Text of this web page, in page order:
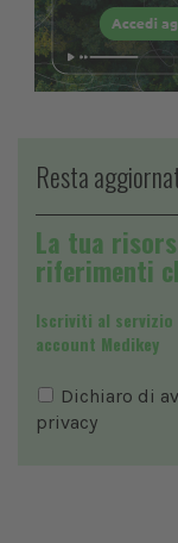
Resta
La tua
riferimenti
Iscriviti al
account Medikey
Dichiaro di
privacy